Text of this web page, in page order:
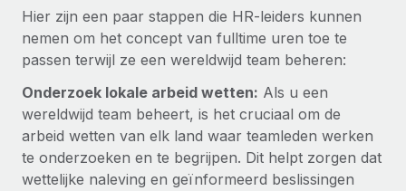
Hier zijn een paar stappen die HR-leiders kunnen
nemen om het concept van fulltime uren toe te
passen terwijl ze een wereldwijd team beheren:
Onderzoek lokale arbeid wetten: Als u een
wereldwijd team beheert, is het cruciaal om de
arbeid wetten van elk land waar teamleden werken
te onderzoeken en te begrijpen. Dit helpt zorgen dat
wettelijke naleving en geïnformeerd beslissingen